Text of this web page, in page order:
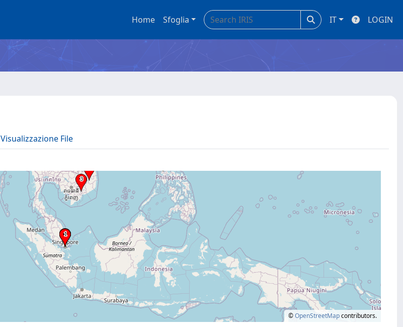
Home Sfoglia IT LOGIN
Visualizzazione File
©OpenStreetMapcontributors.